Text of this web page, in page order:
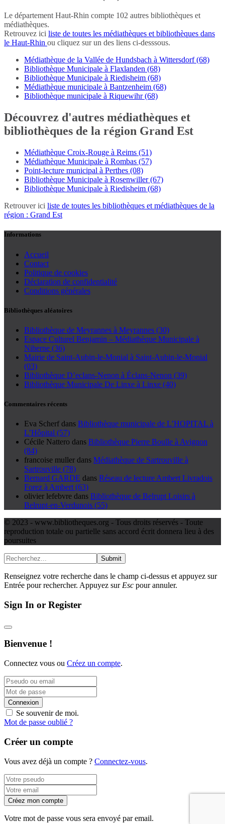
Le département Haut-Rhin compte 102 autres bibliothèques et
médiathèques.
Retrouvez ici liste de toutes les médiathèques et bibliothèques dans
le Haut-Rhin ou cliquez sur un des liens ci-desssous.
Médiathèque de la Vallée de Hundsbach à Wittersdorf (68)
Bibliothèque Municipale à Flaxlanden (68)
Bibliothèque Municipale à Riedisheim (68)
Médiathèque municipale à Bantzenheim (68)
Bibliothèque municipale à Riquewihr (68)
Découvrez d'autres médiathèques et
bibliothèques de la région Grand Est
Médiathèque Croix-Rouge à Reims (51)
Médiathèque Municipale à Rombas (57)
Point-lecture municipal à Perthes (08)
Bibliothèque Municipale à Rosenwiller (67)
Bibliothèque Municipale à Riedisheim (68)
Retrouver ici liste de toutes les bibliothèques et médiathèques de la
région : Grand Est
Informations
Accueil
Contact
Politique de cookies
Déclaration de confidentialité
Conditions générales
Bibliothèques aléatoires
Bibliothèque de Meyrannes à Meyrannes (30)
Espace Culturel Benjamin – Médiathèque Municipale à
Niherne (36)
Mairie de Saint-Aubin-le-Monial à Saint-Aubin-le-Monial
(03)
Bibliothèque D’eclans-Nenon à Éclans-Nenon (39)
Bibliothèque Municipale De Linxe à Linxe (40)
Commentaires récents
Eva Scherf dans Bibliothèque municipale de L’HOPITAL à
L’Hôpital (57)
Cécile Nattero dans Bibliothèque Pierre Boulle à Avignon
(84)
francoise muller dans Médiathèque de Sartrouville à
Sartrouville (78)
Bernard GARDE dans Réseau de lecture Ambert Livradois
Forez à Ambert (63)
olivier lefebvre dans Bibliothèque de Belrupt Loisirs à
Belrupt-en-Verdunois (55)
© 2023 - www.bibliotheques.org - Tous droits réservés - Toute
reproduction totale ou partielle sans accord écrit donnera lieu à des
poursuites
Submit
Renseignez votre recherche dans le champ ci-dessus et appuyez sur
Entrée pour rechercher. Appuyez sur Esc pour annuler.
Sign In or Register
Bienvenue !
Connectez vous ou Créez un compte.
Connexion
Se souvenir de moi.
Mot de passe oublié ?
Créer un compte
Vous avez déjà un compte ? Connectez-vous.
Créez mon compte
Votre mot de passe vous sera envoyé par email.